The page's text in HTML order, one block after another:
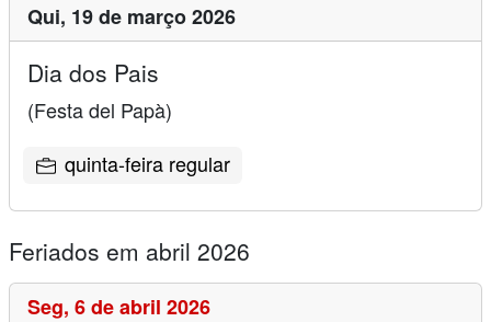
Qui, 19 de março 2026
Dia dos Pais
(Festa del Papà)
quinta-feira regular
Feriados em abril 2026
Seg, 6 de abril 2026